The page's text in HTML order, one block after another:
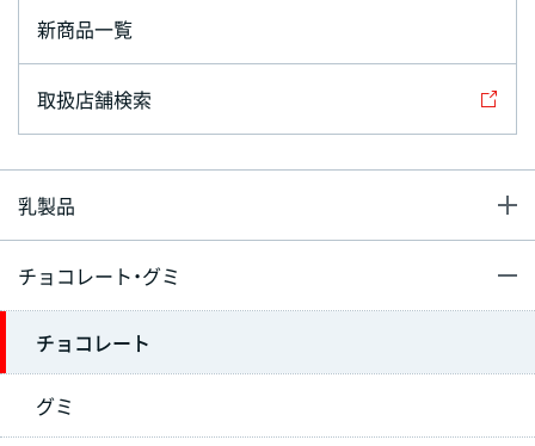
新商品一覧
取扱店舗検索
乳製品
チョコレート・グミ
チョコレート
グミ